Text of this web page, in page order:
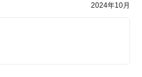
2024年10月